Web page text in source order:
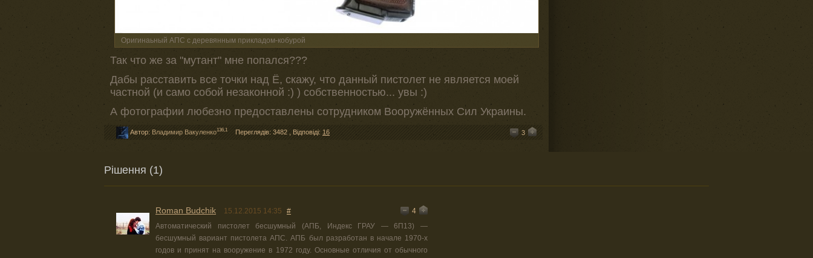
Оригинаьный АПС с деревянным прикладом-кобурой
Так что же за "мутант" мне попался???
Дабы расставить все точки над Ё, скажу, что данный пистолет не является моей
частной (и само собой незаконной :) ) собственностью... увы :)
А фотографии любезно предоставлены сотрудником Вооружённых Сил Украины.
Автор: Владимир Вакуленко136,1 Переглядів: 3482 Відповіді: 16 3
Рішення (1)
Roman Budchik 15.12.2015 14:35 #
4
Автоматический пистолет бесшумный (АПБ, Индекс ГРАУ — 6П13) —
бесшумный вариант пистолета АПС. АПБ был разработан в начале 1970-х
годов и принят на вооружение в 1972 году. Основные отличия от обычного